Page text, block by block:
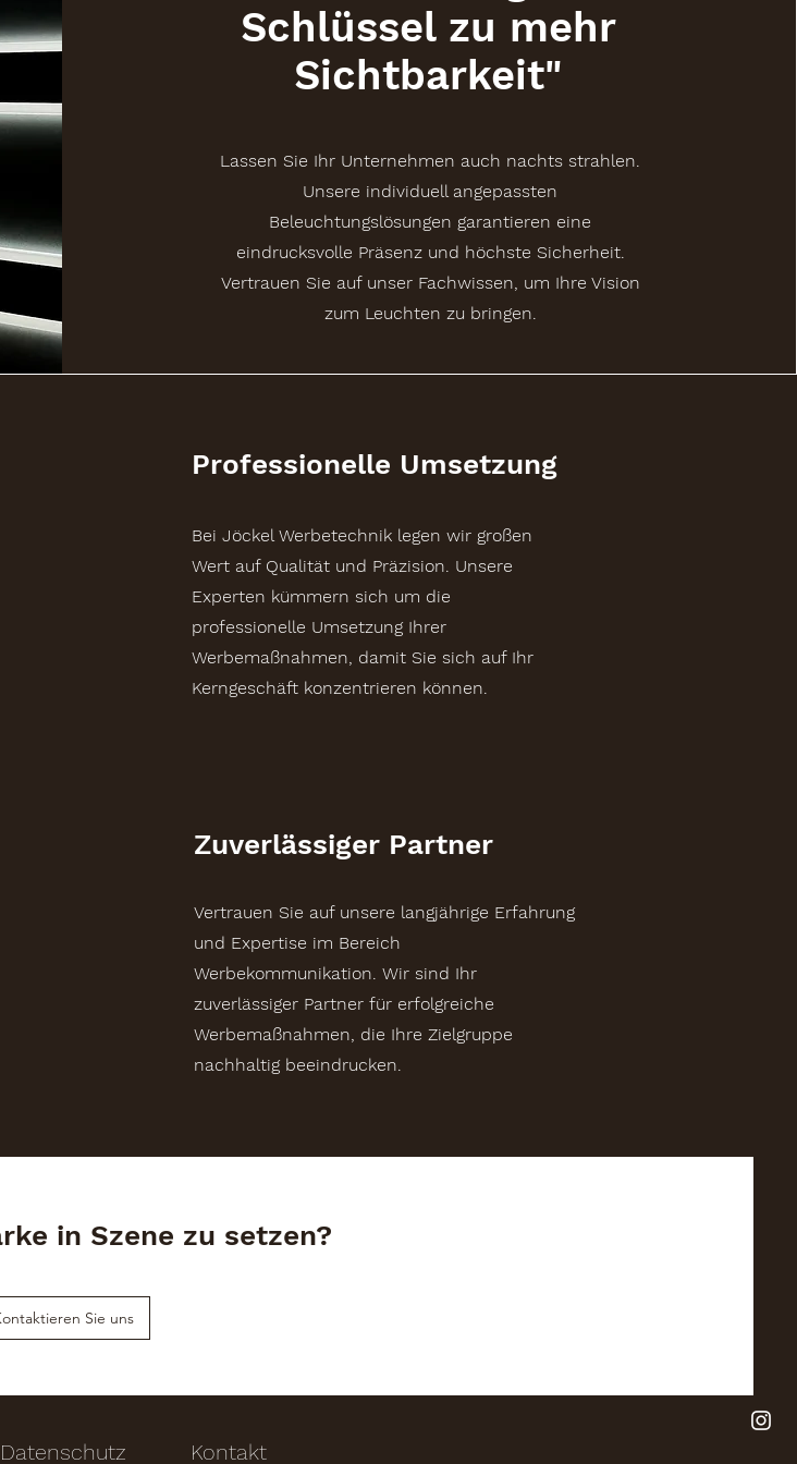
Schlüssel zu mehr
Sichtbarkeit"
Lassen Sie Ihr Unternehmen auch nachts strahlen.
Unsere individuell angepassten
Beleuchtungslösungen garantieren eine
eindrucksvolle Präsenz und höchste Sicherheit.
Vertrauen Sie auf unser Fachwissen, um Ihre Vision
zum Leuchten zu bringen.
Professionelle Umsetzung
Bei Jöckel Werbetechnik legen wir großen
Wert auf Qualität und Präzision. Unsere
Experten kümmern sich um die
professionelle Umsetzung Ihrer
Werbemaßnahmen, damit Sie sich auf Ihr
Kerngeschäft konzentrieren können.
Zuverlässiger Partner
Vertrauen Sie auf unsere langjährige Erfahrung
und Expertise im Bereich
Werbekommunikation. Wir sind Ihr
zuverlässiger Partner für erfolgreiche
Werbemaßnahmen, die Ihre Zielgruppe
nachhaltig beeindrucken.
in Szene zu setzen?
Sie uns
Datenschutz Kontakt